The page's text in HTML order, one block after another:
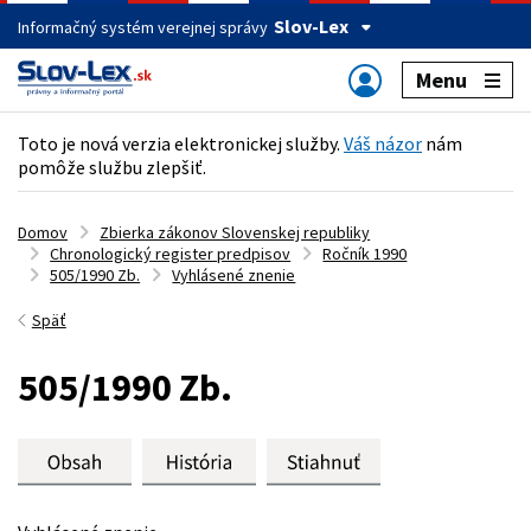
Informačný systém verejnej správy Slov-Lex
Menu
Toto je nová verzia elektronickej služby. Váš názor nám
pomôže službu zlepšiť.
Domov
Zbierka zákonov Slovenskej republiky
Chronologický register predpisov
Ročník 1990
505/1990 Zb.
Vyhlásené znenie
Späť
505/1990 Zb.